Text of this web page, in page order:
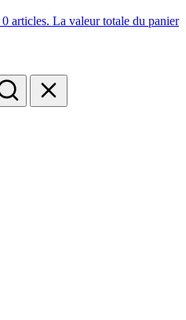
articles. La valeur totale du panier